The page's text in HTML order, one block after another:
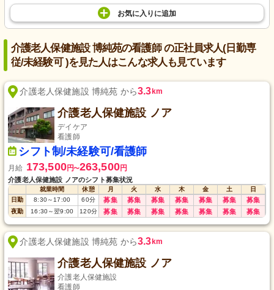
お気に入り に追加
介護老人保健施設 博純苑の看護師 の正社員求人(日勤専
従/未経験可 )を見た人はこんな求人も見ています
介護老人保健施設 博純苑 から3.3 km
介護老人保健施設 ノア
デイケア
看護師
シフト制/未経験可/看護師
月給 173,500円〜263,500円
介護老人保健施設 ノアのシフト募集状況
就業時間 休憩 月 火 水 木 金 土
日
日勤
8:30～ 17:00 60分 募集 募集 募集 募集 募集 募集 募集
夜勤 16:30～翌9:00 120分 募集 募集 募集 募集 募集 募集 募集
介護老人保健施設 博純苑 から3.3 km
介護老人保健施設 ノア
介護老人保健施設
看護師